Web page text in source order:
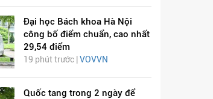
Đại học Bách khoa Hà Nội
công bố điểm chuẩn, cao nhất
29,54 điểm
19 phút trước |VOVVN
Quốc tang trong 2 ngày để